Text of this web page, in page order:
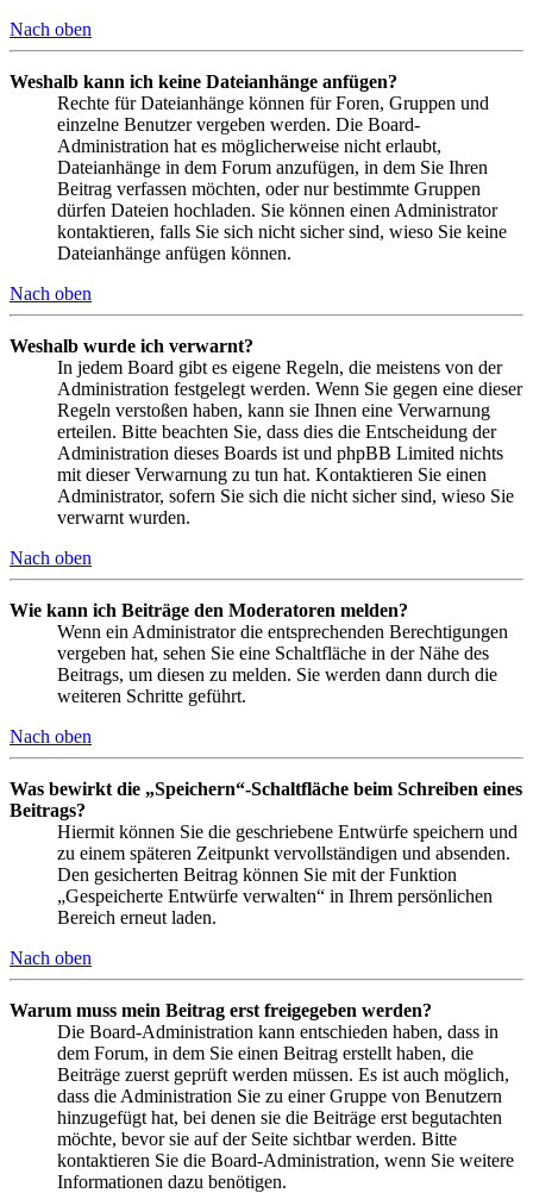
Nach oben
Weshalb kann ich keine Dateianhänge anfügen?
Rechte für Dateianhänge können für Foren, Gruppen und
einzelne Benutzer vergeben werden. Die Board-
Administration hat es möglicherweise nicht erlaubt,
Dateianhänge in dem Forum anzufügen, in dem Sie Ihren
Beitrag verfassen möchten, oder nur bestimmte Gruppen
dürfen Dateien hochladen. Sie können einen Administrator
kontaktieren, falls Sie sich nicht sicher sind, wieso Sie keine
Dateianhänge anfügen können.
Nach oben
Weshalb wurde ich verwarnt?
In jedem Board gibt es eigene Regeln, die meistens von der
Administration festgelegt werden. Wenn Sie gegen eine dieser
Regeln verstoßen haben, kann sie Ihnen eine Verwarnung
erteilen. Bitte beachten Sie, dass dies die Entscheidung der
Administration dieses Boards ist und phpBB Limited nichts
mit dieser Verwarnung zu tun hat. Kontaktieren Sie einen
Administrator, sofern Sie sich die nicht sicher sind, wieso Sie
verwarnt wurden.
Nach oben
Wie kann ich Beiträge den Moderatoren melden?
Wenn ein Administrator die entsprechenden Berechtigungen
vergeben hat, sehen Sie eine Schaltfläche in der Nähe des
Beitrags, um diesen zu melden. Sie werden dann durch die
weiteren Schritte geführt.
Nach oben
Was bewirkt die „Speichern“-Schaltfläche beim Schreiben eines
Beitrags?
Hiermit können Sie die geschriebene Entwürfe speichern und
zu einem späteren Zeitpunkt vervollständigen und absenden.
Den gesicherten Beitrag können Sie mit der Funktion
„Gespeicherte Entwürfe verwalten“ in Ihrem persönlichen
Bereich erneut laden.
Nach oben
Warum muss mein Beitrag erst freigegeben werden?
Die Board-Administration kann entschieden haben, dass in
dem Forum, in dem Sie einen Beitrag erstellt haben, die
Beiträge zuerst geprüft werden müssen. Es ist auch möglich,
dass die Administration Sie zu einer Gruppe von Benutzern
hinzugefügt hat, bei denen sie die Beiträge erst begutachten
möchte, bevor sie auf der Seite sichtbar werden. Bitte
kontaktieren Sie die Board-Administration, wenn Sie weitere
Informationen dazu benötigen.